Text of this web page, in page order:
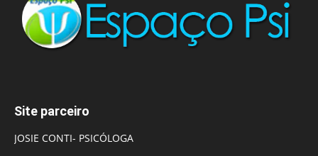
Site parceiro
JOSIE CONTI- PSICÓLOGA